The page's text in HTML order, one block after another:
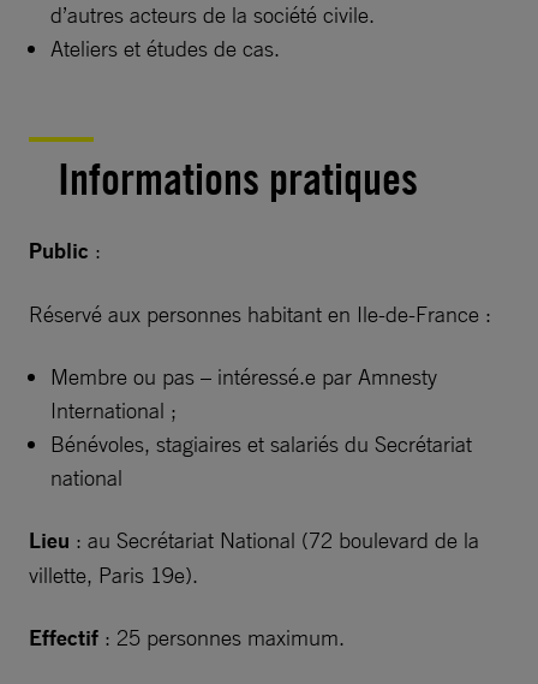
d’autres acteurs de la société civile.
Ateliers et études de cas.
Informations pratiques
Public :
Réservé aux personnes habitant en Ile-de-France :
Membre ou pas – intéressé.e par Amnesty
International ;
Bénévoles, stagiaires et salariés du Secrétariat
national
Lieu : au Secrétariat National (72 boulevard de la
villette, Paris 19e).
Effectif : 25 personnes maximum.